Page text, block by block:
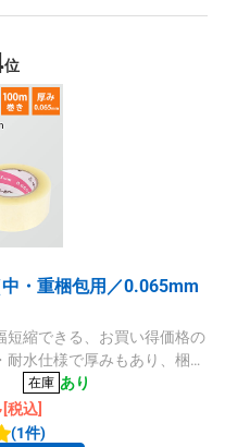
位
・重梱包用／0.065mm
短縮できる、お買い得価格の
水仕様で厚みもあり、梱包
の中・重量物に。
在庫 あり
[税込]
(1件)